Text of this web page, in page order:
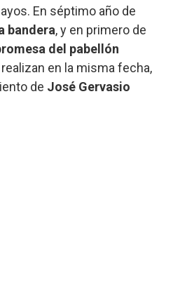
En séptimo año de
bandera, y en primero de
del pabellón
en la misma fecha,
de José Gervasio